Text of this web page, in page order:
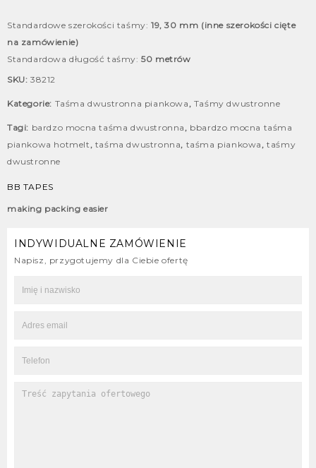
Standardowe szerokości taśmy: 19, 30 mm (inne szerokości cięte
na zamówienie)
Standardowa długość taśmy:50 metrów
SKU: 38212
Kategorie: Taśma dwustronna piankowa , Taśmy dwustronne
Tagi: bardzo mocna taśma dwustronna , bbardzo mocna taśma
piankowa hotmelt , taśma dwustronna, taśma piankowa ,taśmy
dwustronne
BB TAPES
making packing easier
INDYWIDUALNE ZAMÓWIENIE
Napisz, przygotujemy dla Ciebie ofertę